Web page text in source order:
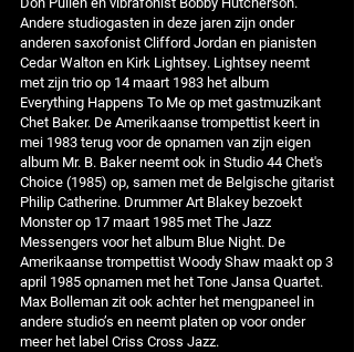
Andere studiogasten in deze jaren zijn onder
anderen saxofonist Clifford Jordan en pianisten
Cedar Walton en Kirk Lightsey. Lightsey neemt
met zijn trio op 14 maart 1983 het album
Everything Happens To Me op met gastmuzikant
Chet Baker. De Amerikaanse trompettist keert in
mei 1983 terug voor de opnamen van zijn eigen
album Mr. B. Baker neemt ook in Studio 44 Chet's
Choice ‎(1985) op, samen met de Belgische gitarist
Philip Catherine. Drummer Art Blakey bezoekt
Monster op 17 maart 1985 met The Jazz
Messengers voor het album Blue Night. De
Amerikaanse trompettist Woody Shaw maakt op 3
april 1985 opnamen met het Tone Jansa Quartet.
Max Bolleman zit ook achter het mengpaneel in
andere studio’s en neemt platen op voor onder
meer het label Criss Cross Jazz.